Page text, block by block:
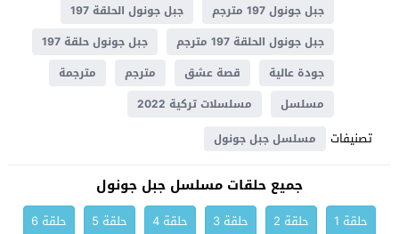
جبل جونول 197 مترجم
جبل جونول الحلقة 197
جبل جونول الحلقة 197 مترجم
جبل جونول حلقة 197
جودة عالية
قصة عشق مترجم
مترجمة
مسلسل
مسلسلات تركية 2022
تصنيفات مسلسل جبل جونول
جميع حلقات مسلسل جبل جونول
حلقة 1 حلقة 2 حلقة 3 حلقة 4 حلقة 5
حلقة 6